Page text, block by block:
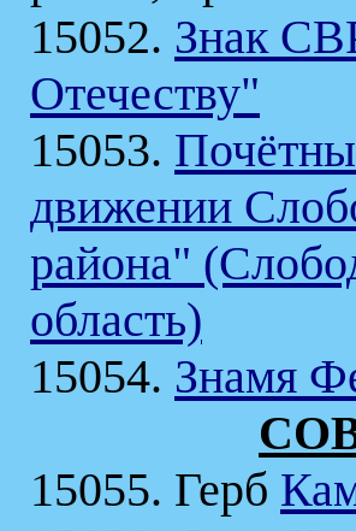
15052. Знак
Отечеству"
15053.
движении
района"
область)
15054. Знамя
15055. Герб